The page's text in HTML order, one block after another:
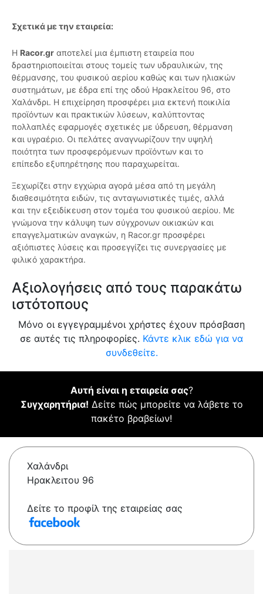
Σχετικά με την εταιρεία:
Η Racor.gr αποτελεί μια έμπιστη εταιρεία που
δραστηριοποιείται στους τομείς των υδραυλικών, της
θέρμανσης, του φυσικού αερίου καθώς και των ηλιακών
συστημάτων, με έδρα επί της οδού Ηρακλείτου 96, στο
Χαλάνδρι. Η επιχείρηση προσφέρει μια εκτενή ποικιλία
προϊόντων και πρακτικών λύσεων, καλύπτοντας
πολλαπλές εφαρμογές σχετικές με ύδρευση, θέρμανση
και υγραέριο. Οι πελάτες αναγνωρίζουν την υψηλή
ποιότητα των προσφερόμενων προϊόντων και το
επίπεδο εξυπηρέτησης που παραχωρείται.
Ξεχωρίζει στην εγχώρια αγορά μέσα από τη μεγάλη
διαθεσιμότητα ειδών, τις ανταγωνιστικές τιμές, αλλά
και την εξειδίκευση στον τομέα του φυσικού αερίου. Με
γνώμονα την κάλυψη των σύγχρονων οικιακών και
επαγγελματικών αναγκών, η Racor.gr προσφέρει
αξιόπιστες λύσεις και προσεγγίζει τις συνεργασίες με
φιλικό χαρακτήρα.
Αξιολογήσεις από τους παρακάτω
ιστότοπους
Μόνο οι εγγεγραμμένοι χρήστες έχουν πρόσβαση
σε αυτές τις πληροφορίες. Κάντε κλικ εδώ για να
συνδεθείτε.
Αυτή είναι η εταιρεία σας?
Συγχαρητήρια! Δείτε πώς μπορείτε να λάβετε το
πακέτο βραβείων!
Χαλάνδρι
Ηρακλειτου 96
Δείτε το προφίλ της εταιρείας σας